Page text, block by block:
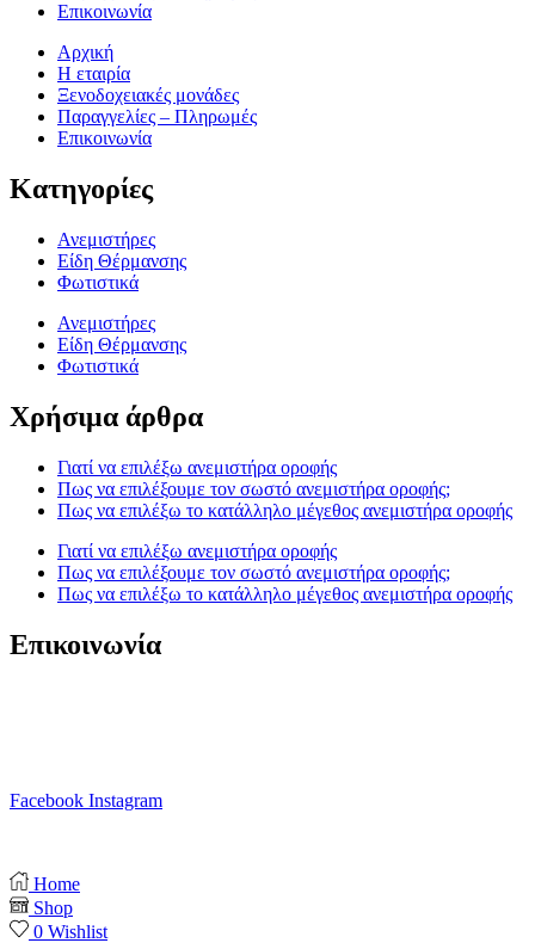
Επικοινωνία
Αρχική
Η εταιρία
Ξενοδοχειακές μονάδες
Παραγγελίες – Πληρωμές
Επικοινωνία
Κατηγορίες
Ανεμιστήρες
Είδη Θέρμανσης
Φωτιστικά
Ανεμιστήρες
Είδη Θέρμανσης
Φωτιστικά
Χρήσιμα άρθρα
Γιατί να επιλέξω ανεμιστήρα οροφής
Πως να επιλέξουμε τον σωστό ανεμιστήρα οροφής;
Πως να επιλέξω το κατάλληλο μέγεθος ανεμιστήρα οροφής
Γιατί να επιλέξω ανεμιστήρα οροφής
Πως να επιλέξουμε τον σωστό ανεμιστήρα οροφής;
Πως να επιλέξω το κατάλληλο μέγεθος ανεμιστήρα οροφής
Επικοινωνία
Facebook Instagram
Home
Shop
0 Wishlist